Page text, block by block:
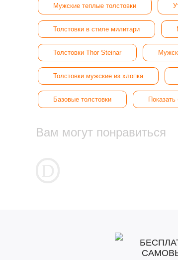
Мужские теплые толстовки
Толстовки в стиле милитари
Толстовки Thor Steinar
Толстовки мужские из хлопка
Базовые толстовки
Вам могут понравиться